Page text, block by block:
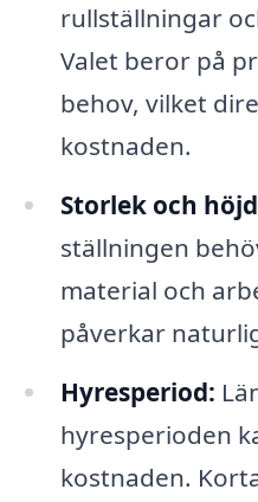
rullställningar
Valet beror på
behov, vilket
kostnaden.
Storlek och
ställningen
material och
påverkar
Hyresperiod:
hyresperioden
kostnaden.